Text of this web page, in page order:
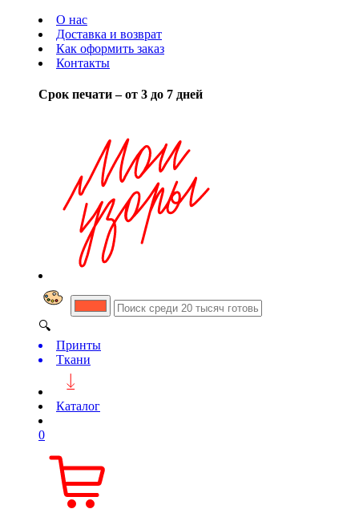
О нас
Доставка и возврат
Как оформить заказ
Контакты
Срок печати – от 3 до 7 дней
🔍
Принты
Ткани
Каталог
0